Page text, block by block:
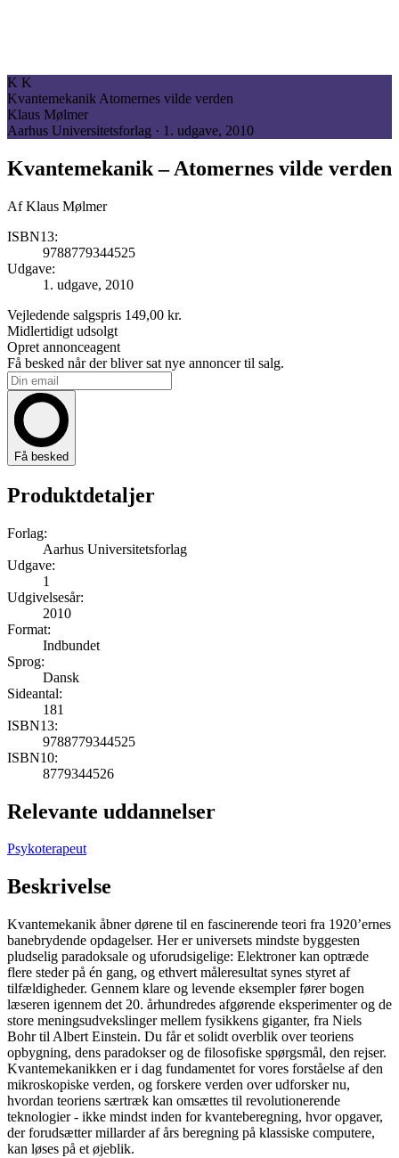
K K
Kvantemekanik Atomernes vilde verden
Klaus Mølmer
Aarhus Universitetsforlag · 1. udgave, 2010
Kvantemekanik– Atomernes vilde verden
AfKlaus Mølmer
ISBN13:
9788779344525
Udgave:
1. udgave, 2010
Vejledende salgspris 149,00 kr.
Midlertidigt udsolgt
Opret annonceagent
Få besked når der bliver sat nye annoncer til salg.
Få besked
Produktdetaljer
Forlag:
Aarhus Universitetsforlag
Udgave:
1
Udgivelsesår:
2010
Format:
Indbundet
Sprog:
Dansk
Sideantal:
181
ISBN13:
9788779344525
ISBN10:
8779344526
Relevante uddannelser
Psykoterapeut
Beskrivelse
Kvantemekanik åbner dørene til en fascinerende teori fra 1920’ernes
banebrydende opdagelser. Her er universets mindste byggesten
pludselig paradoksale og uforudsigelige: Elektroner kan optræde
flere steder på én gang, og ethvert måleresultat synes styret af
tilfældigheder. Gennem klare og levende eksempler fører bogen
læseren igennem det 20. århundredes afgørende eksperimenter og de
store meningsudvekslinger mellem fysikkens giganter, fra Niels
Bohr til Albert Einstein. Du får et solidt overblik over teoriens
opbygning, dens paradokser og de filosofiske spørgsmål, den rejser.
Kvantemekanikken er i dag fundamentet for vores forståelse af den
mikroskopiske verden, og forskere verden over udforsker nu,
hvordan teoriens særtræk kan omsættes til revolutionerende
teknologier - ikke mindst inden for kvanteberegning, hvor opgaver,
der forudsætter millarder af års beregning på klassiske computere,
kan løses på et øjeblik.